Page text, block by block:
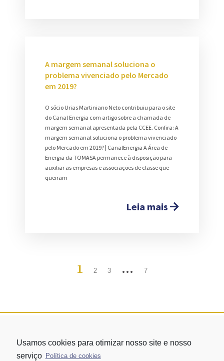
A margem semanal soluciona o
problema vivenciado pelo Mercado
em 2019?
O sócio Urias Martiniano Neto contribuiu para o site
do Canal Energia com artigo sobre a chamada de
margem semanal apresentada pela CCEE. Confira: A
margem semanal soluciona o problema vivenciado
pelo Mercado em 2019? | CanalEnergia A Área de
Energia da TOMASA permanece à disposição para
auxiliar as empresas e associações de classe que
queiram
Leia mais
1 2 3 … 7
Usamos cookies para otimizar nosso site e nosso
serviço Política de cookies